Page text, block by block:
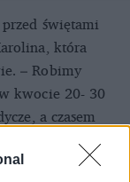
świętami
która
– Robimy
kwocie 20- 30
a czasem
kubek For.Rest